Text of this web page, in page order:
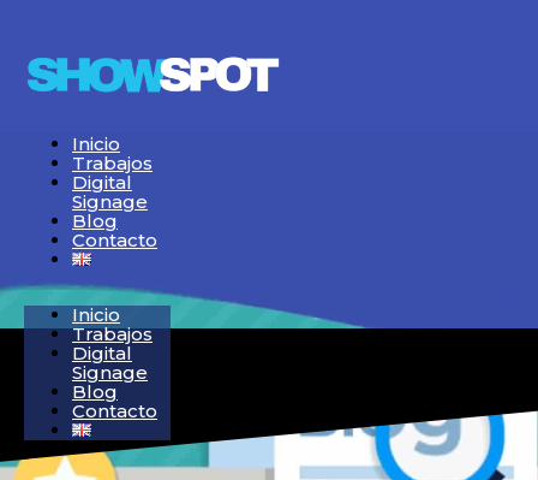
Inicio
Trabajos
Digital
Signage
Blog
Contacto
Inicio
Trabajos
Digital
Signage
Blog
Contacto